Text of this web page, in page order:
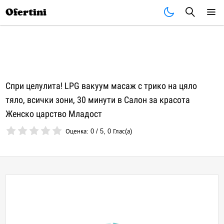
Ofertini
Спри целулита! LPG вакуум масаж с трико на цяло
тяло, всички зони, 30 минути в Салон за красота
Женско царство Младост
Оценка:0 /5,0 Глас(а)